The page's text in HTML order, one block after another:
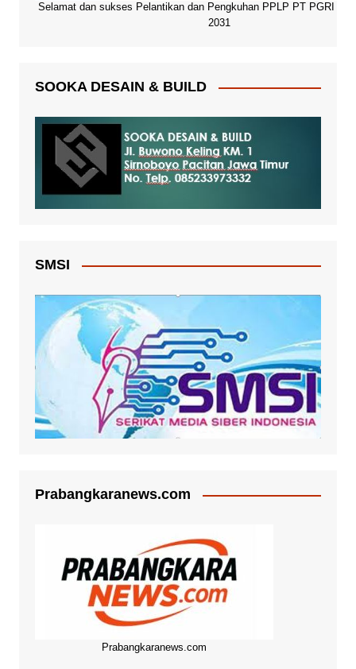
Selamat dan sukses Pelantikan dan Pengkuhan PPLP PT PGRI
2031
SOOKA DESAIN & BUILD
SMSI
Prabangkaranews.com
Prabangkaranews.com